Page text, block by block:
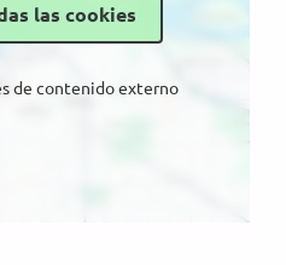
las cookies
de contenido externo